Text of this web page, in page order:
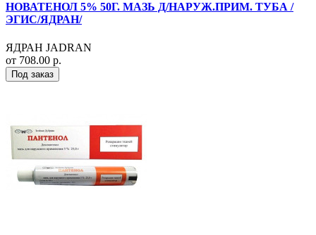
НОВАТЕНОЛ 5% 50Г. МАЗЬ Д/НАРУЖ.ПРИМ. ТУБА /
ЭГИС/ЯДРАН/
ЯДРАН JADRAN
от 708.00 р.
Под заказ